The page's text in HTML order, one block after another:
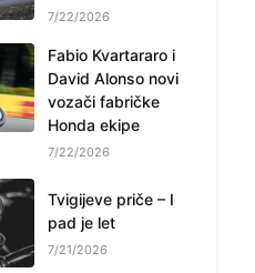
7/22/2026
Fabio Kvartararo i
David Alonso novi
vozači fabričke
Honda ekipe
7/22/2026
Tvigijeve priče – I
pad je let
7/21/2026